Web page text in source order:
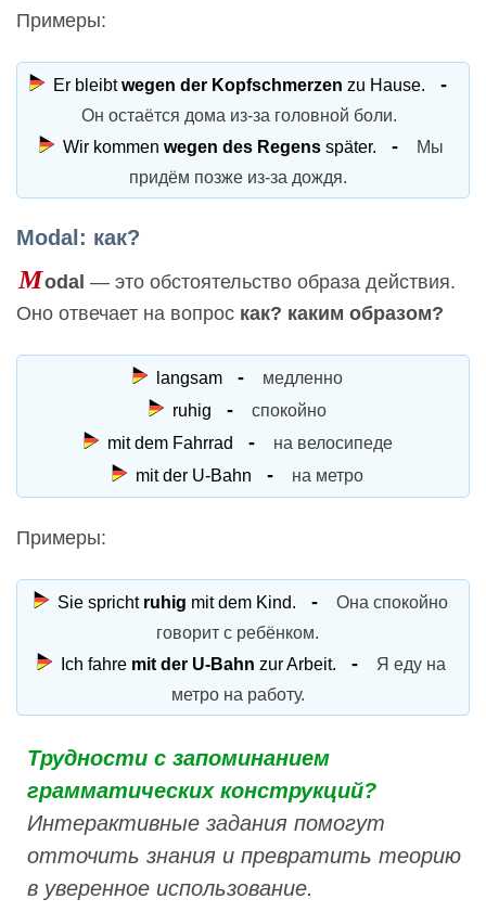
Примеры:
Er bleibtwegen der Kopfschmerzen zu Hause.
Он остаётся дома из-за головной боли.
Wir kommen wegen des Regensspäter.
Мы
придём позже из-за дождя.
Modal: как?
Modal — это обстоятельство образа действия.
Оно отвечает на вопрос как? каким образом?
langsam
медленно
ruhig
спокойно
mit dem Fahrrad
на велосипеде
mit der U-Bahn
на метро
Примеры:
Sie spricht ruhig mit dem Kind.
Она спокойно
говорит с ребёнком.
Ich fahre mit der U-Bahn zur Arbeit.
Я еду на
метро на работу.
Трудности с запоминанием
грамматических конструкций?
Интерактивные задания помогут
отточить знания и превратить теорию
в уверенное использование.